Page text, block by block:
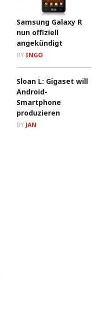
Samsung Galaxy R
nun offiziell
angekündigt
BY INGO
Sloan L: Gigaset will
Android-
Smartphone
produzieren
BY JAN